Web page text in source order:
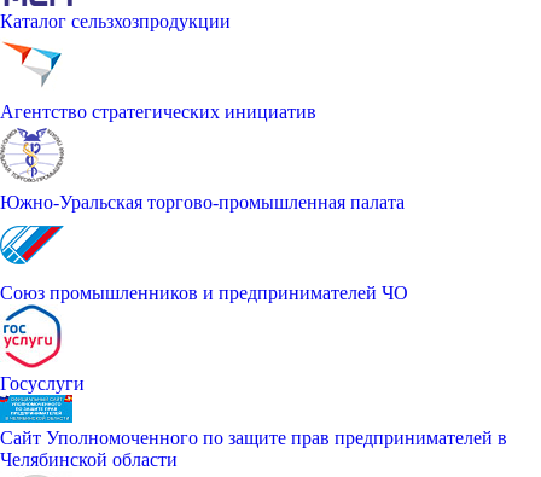
Каталог сельзхозпродукции
Агентство стратегических инициатив
Южно-Уральская торгово-промышленная палата
Союз промышленников и предпринимателей ЧО
Госуслуги
Сайт Уполномоченного по защите прав предпринимателей в
Челябинской области